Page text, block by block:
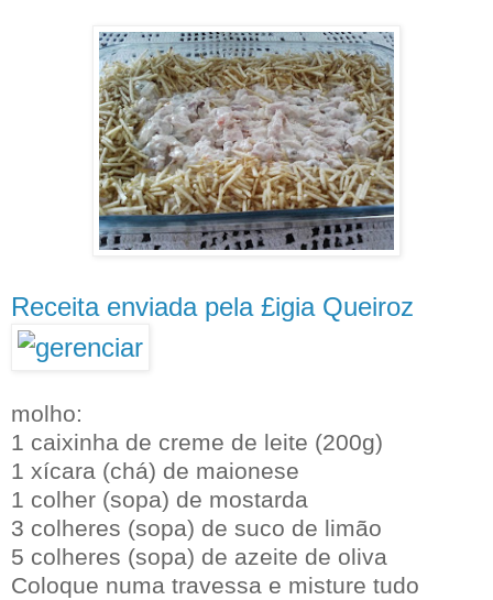
Receita enviada pela £igia Queiroz
molho:
1 caixinha de creme de leite (200g)
1 xícara (chá) de maionese
1 colher (sopa) de mostarda
3 colheres (sopa) de suco de limão
5 colheres (sopa) de azeite de oliva
Coloque numa travessa e misture tudo